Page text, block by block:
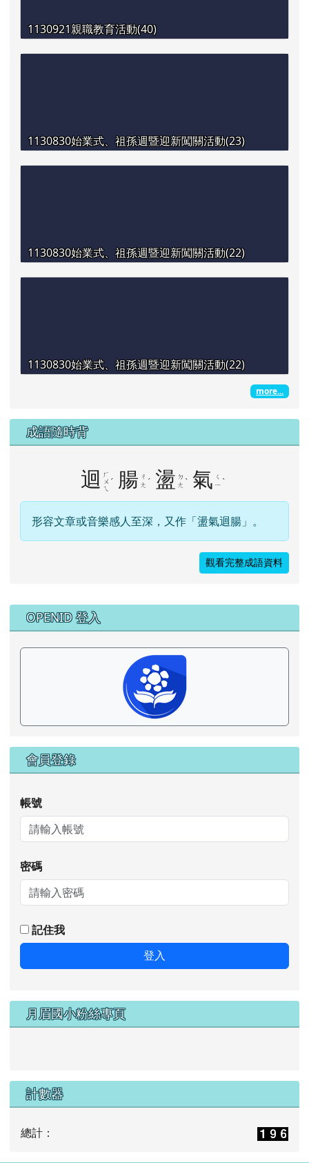
1130921親職教育活動(40)
1130830始業式、祖孫週暨迎新闖關活動(23)
1130830始業式、祖孫週暨迎新闖關活動(22)
1130830始業式、祖孫週暨迎新闖關活動(22)
more...
成語隨時背
迴
ㄏ
ㄨ
ㄟ
ˊ 腸 ㄔ
ㄤ ˊ 盪 ㄉ
ㄤ ˋ 氣 ㄑ
ㄧ ˋ
形容文章或音樂感人至深，又作「盪氣迴腸」。
觀看完整成語資料
右邊區域內容
OPENID 登入
會員登錄
帳號
密碼
記住我
登入
月眉國小粉絲專頁
計數器
總計：